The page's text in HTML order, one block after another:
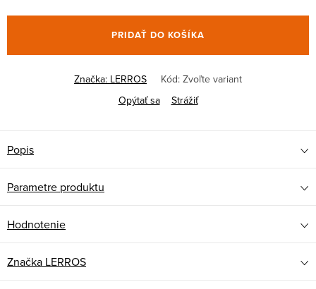
PRIDAŤ DO KOŠÍKA
Značka: LERROS Kód: Zvoľte variant
Opýtať sa
Strážiť
Popis
Parametre produktu
Hodnotenie
Značka LERROS